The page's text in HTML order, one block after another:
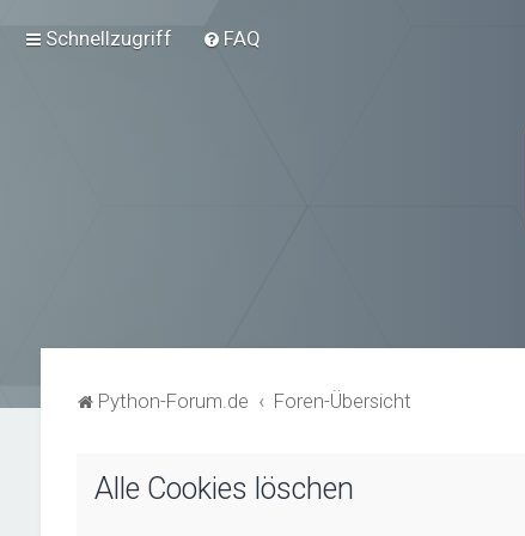
Schnellzugriff FAQ
Python-Forum.de Foren-Übersicht
Alle Cookies löschen